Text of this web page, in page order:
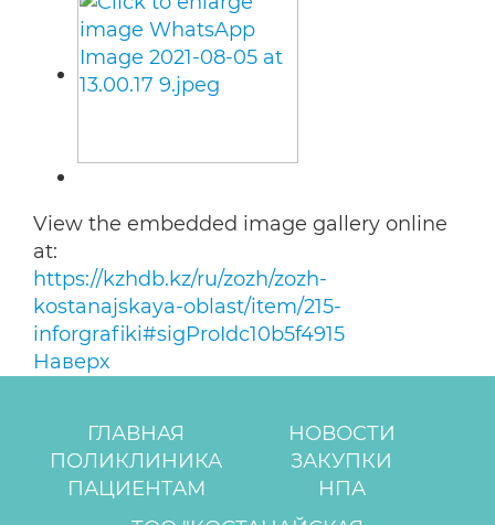
View the embedded image gallery online
at:
https://kzhdb.kz/ru/zozh/zozh-
kostanajskaya-oblast/item/215-
inforgrafiki#sigProIdc10b5f4915
Наверх
ГЛАВНАЯ
НОВОСТИ
ПОЛИКЛИНИКА
ЗАКУПКИ
ПАЦИЕНТАМ
НПА